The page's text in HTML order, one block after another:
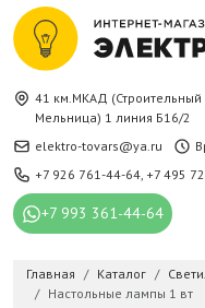
41 км.МКАД (Строительный
Мельница) 1 линия Б16/2
elektro-tovars@ya.ru
+7 926 761-44-64, +7 495
+7 993 361-44-64
Главная Каталог
Настольные лампы 1 вт